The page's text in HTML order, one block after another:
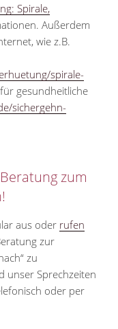
Spirale,
Außerdem
wie z.B.
spirale-
gesundheitliche
sichergehn-
zum
aus oder rufen
zur
zu
unser Sprechzeiten
oder per